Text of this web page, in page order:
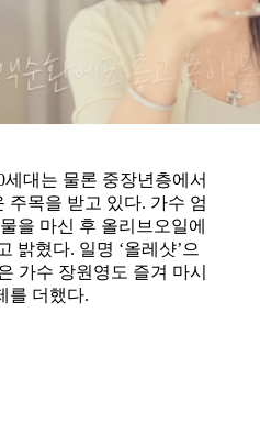
대는 물론 중장년층에서
주목을 받고 있다. 가수 엄
을 마신 후 올리브오일에
밝혔다. 일명 ‘올레샷’으
가수 장원영도 즐겨 마시
를 더했다.